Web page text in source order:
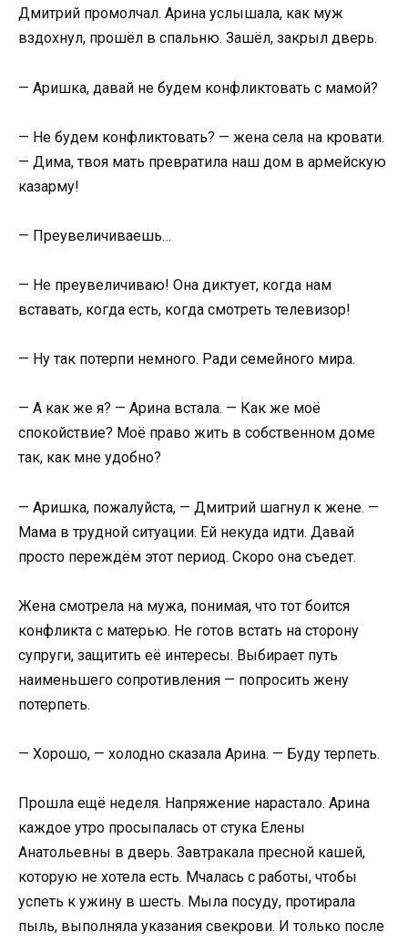
Дмитрий промолчал. Арина услышала, как муж
вздохнул, прошёл в спальню. Зашёл, закрыл дверь.
— Аришка, давай не будем конфликтовать с мамой?
— Не будем конфликтовать? — жена села на кровати.
— Дима, твоя мать превратила наш дом в армейскую
казарму!
— Преувеличиваешь…
— Не преувеличиваю! Она диктует, когда нам
вставать, когда есть, когда смотреть телевизор!
— Ну так потерпи немного. Ради семейного мира.
— А как же я? — Арина встала. — Как же моё
спокойствие? Моё право жить в собственном доме
так, как мне удобно?
— Аришка, пожалуйста, — Дмитрий шагнул к жене. —
Мама в трудной ситуации. Ей некуда идти. Давай
просто переждём этот период. Скоро она съедет.
Жена смотрела на мужа, понимая, что тот боится
конфликта с матерью. Не готов встать на сторону
супруги, защитить её интересы. Выбирает путь
наименьшего сопротивления — попросить жену
потерпеть.
— Хорошо, — холодно сказала Арина. — Буду терпеть.
Прошла ещё неделя. Напряжение нарастало. Арина
каждое утро просыпалась от стука Елены
Анатольевны в дверь. Завтракала пресной кашей,
которую не хотела есть. Мчалась с работы, чтобы
успеть к ужину в шесть. Мыла посуду, протирала
пыль, выполняла указания свекрови. И только после